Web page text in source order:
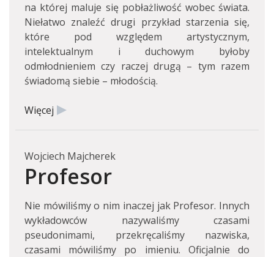
na której maluje się pobłażliwość wobec świata.
Niełatwo znaleźć drugi przykład starzenia się,
które pod względem artystycznym,
intelektualnym i duchowym byłoby
odmłodnieniem czy raczej drugą – tym razem
świadomą siebie – młodością.
Więcej
Wojciech Majcherek
Profesor
Nie mówiliśmy o nim inaczej jak Profesor. Innych
wykładowców nazywaliśmy czasami
pseudonimami, przekręcaliśmy nazwiska,
czasami mówiliśmy po imieniu. Oficjalnie do